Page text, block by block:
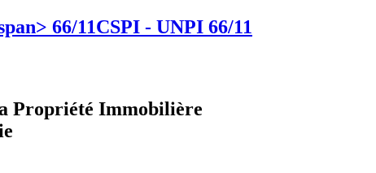
CSPI - UNPI 66/11
Propriété Immobilière